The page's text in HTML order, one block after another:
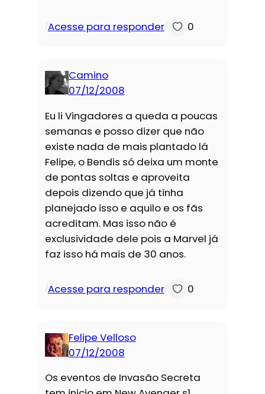
/Acesse para responder/ 0
Camino
07/12/2008
Eu li Vingadores a queda a poucas
semanas e posso dizer que não
existe nada de mais plantado lá
Felipe, o Bendis só deixa um monte
de pontas soltas e aproveita
depois dizendo que já tinha
planejado isso e aquilo e os fãs
acreditam. Mas isso não é
exclusividade dele pois a Marvel já
faz isso há mais de 30 anos.
/Acesse para responder/ 0
Felipe Velloso
07/12/2008
Os eventos de Invasão Secreta